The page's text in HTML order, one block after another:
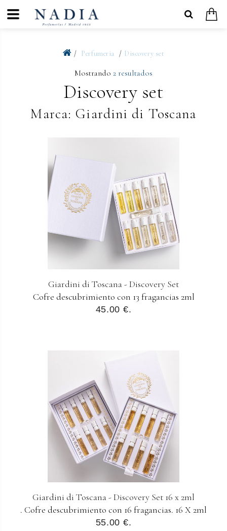
Perfumeria Discovery set
Mostrando 2 resultados
Discovery set
Marca: Giardini di Toscana
Giardini di Toscana - Discovery Set
Cofre descubrimiento con 13 fragancias 2ml
45.00 €.
Giardini di Toscana - Discovery Set 16 x 2ml
. Cofre descubrimiento con 16 fragancias. 16 X 2ml
55.00 €.